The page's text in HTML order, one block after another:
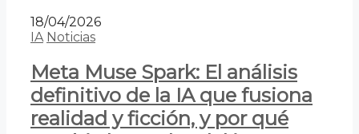
18/04/2026
IA Noticias
Meta Muse Spark: El análisis
definitivo de la IA que fusiona
realidad y ficción, y por qué